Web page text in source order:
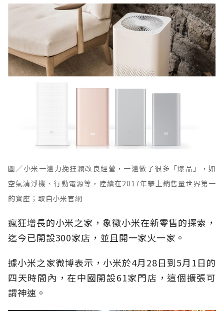
圖／小米一邊力挽狂瀾改良經營，一邊做了很多「爆品」，如
空氣清淨機、行動電源等，陸續在2017年攀上銷售量世界第一
的寶座；取自小米官網
瘋狂增長的小米之家，象徵小米在新零售的探索，
迄今已開設300家店，並且開一家火一家。
據小米之家微博表示，小米於4月28日到5月1日的
四天時間內，在中國開設61家門店，這個擴張可
謂神速。